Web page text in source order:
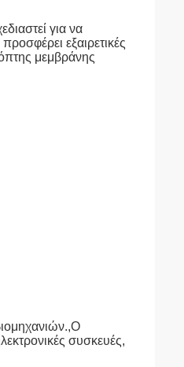
για να
εξαιρετικές
μεμβράνης
συσκευές,